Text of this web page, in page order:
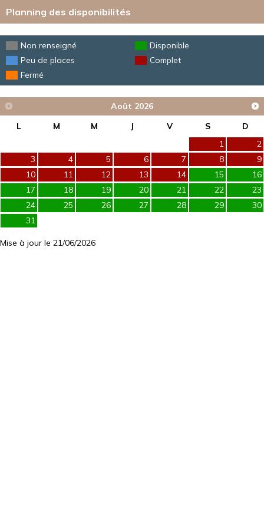
Planning des disponibilités
Non renseigné
Disponible
Peu de places
Complet
Fermé
Août 2026
L
M M J V S
D
1
2
3
4 5 6 7 8
9
10
11 12 13 14 15
16
17
18 19 20 21 22
23
24
25 26 27 28 29
30
31
Mise à jour le 21/06/2026